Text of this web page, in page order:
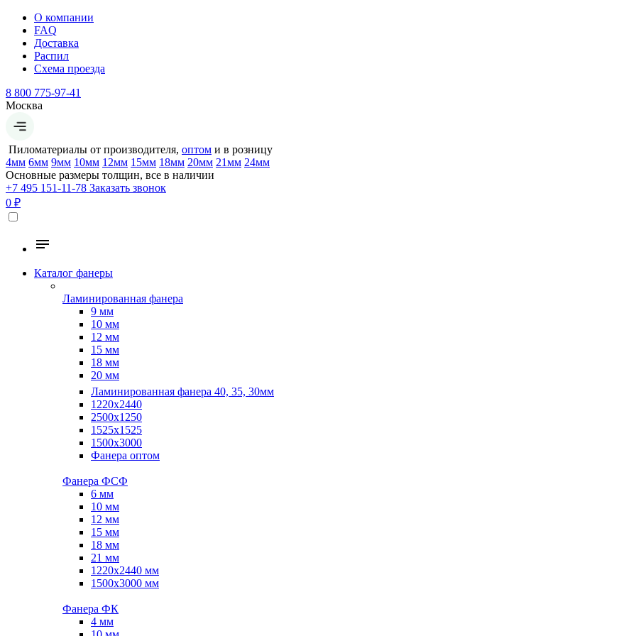
О компании
FAQ
Доставка
Распил
Схема проезда
8 800 775-97-41
Москва
Пиломатериалы от производителя, оптом и в розницу
4мм 6мм 9мм 10мм 12мм 15мм 18мм 20мм 21мм 24мм
Основные размеры толщин, все в наличии
+7 495 151-11-78 Заказать звонок
0 ₽
Каталог фанеры
Ламинированная фанера
9 мм
10 мм
12 мм
15 мм
18 мм
20 мм
Ламинированная фанера 40, 35, 30мм
1220x2440
2500x1250
1525x1525
1500x3000
Фанера оптом
Фанера ФСФ
6 мм
10 мм
12 мм
15 мм
18 мм
21 мм
1220х2440 мм
1500х3000 мм
Фанера ФК
4 мм